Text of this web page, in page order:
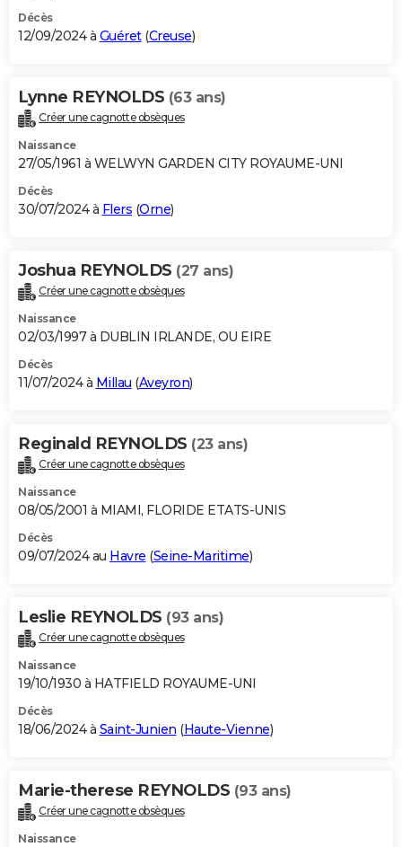
Décès
12/09/2024 à Guéret(Creuse)
Lynne REYNOLDS (63 ans)
Créer une cagnotte obsèques
Naissance
27/05/1961 à WELWYN GARDEN CITY ROYAUME-UNI
Décès
30/07/2024 à Flers (Orne)
Joshua REYNOLDS (27 ans)
Créer une cagnotte obsèques
Naissance
02/03/1997 à DUBLIN IRLANDE, OU EIRE
Décès
11/07/2024 à Millau (Aveyron)
Reginald REYNOLDS (23 ans)
Créer une cagnotte obsèques
Naissance
08/05/2001 à MIAMI, FLORIDE ETATS-UNIS
Décès
09/07/2024 au Havre (Seine-Maritime)
Leslie REYNOLDS (93 ans)
Créer une cagnotte obsèques
Naissance
19/10/1930 à HATFIELD ROYAUME-UNI
Décès
18/06/2024 à Saint-Junien (Haute-Vienne)
Marie-therese REYNOLDS (93 ans)
Créer une cagnotte obsèques
Naissance